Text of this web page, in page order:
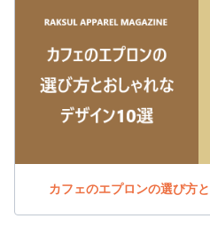
カフェのエプロンの選び方